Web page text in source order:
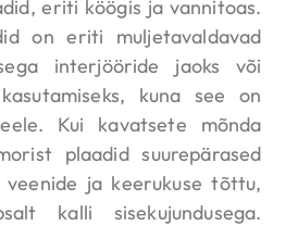
eriti köögis ja vannitoas.
on eriti muljetavaldavad
interjööride jaoks või
kuna see on
Kui kavatsete mõnda
plaadid suurepärased
veenide ja keerukuse tõttu,
kalli sisekujundusega.